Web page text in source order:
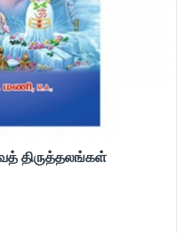
திருத்தலங்கள்